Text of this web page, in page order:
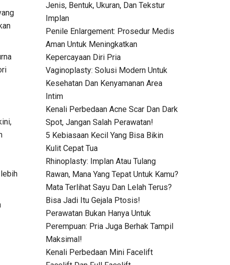
Jenis, Bentuk, Ukuran, Dan Tekstur
Implan
Penile Enlargement: Prosedur Medis
Aman Untuk Meningkatkan
Kepercayaan Diri Pria
Vaginoplasty: Solusi Modern Untuk
Kesehatan Dan Kenyamanan Area
Intim
Kenali Perbedaan Acne Scar Dan Dark
Spot, Jangan Salah Perawatan!
5 Kebiasaan Kecil Yang Bisa Bikin
Kulit Cepat Tua
Rhinoplasty: Implan Atau Tulang
Rawan, Mana Yang Tepat Untuk Kamu?
Mata Terlihat Sayu Dan Lelah Terus?
Bisa Jadi Itu Gejala Ptosis!
Perawatan Bukan Hanya Untuk
Perempuan: Pria Juga Berhak Tampil
Maksimal!
Kenali Perbedaan Mini Facelift